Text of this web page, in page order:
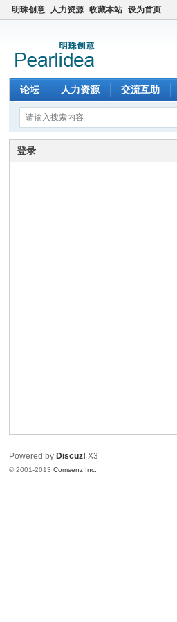
明珠创意 人力资源 收藏本站 设为首页
论坛 人力资源 交流互助
登录
Powered by Discuz! X3
© 2001-2013Comsenz Inc.